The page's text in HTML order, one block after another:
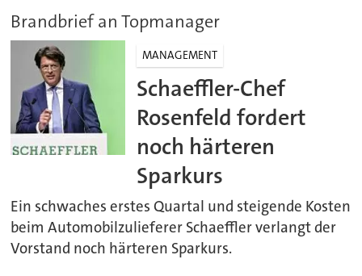
Brandbrief an Topmanager
MANAGEMENT
Schaeffler-Chef
Rosenfeld fordert
noch härteren
Sparkurs
Ein schwaches erstes Quartal und steigende Kosten
beim Automobilzulieferer Schaeffler verlangt der
Vorstand noch härteren Sparkurs.